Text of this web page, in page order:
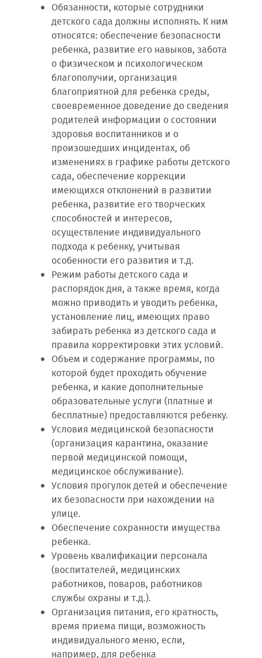
Обязанности, которые сотрудники
детского сада должны исполнять. К ним
относятся: обеспечение безопасности
ребенка, развитие его навыков, забота
о физическом и психологическом
благополучии, организация
благоприятной для ребенка среды,
своевременное доведение до сведения
родителей информации о состоянии
здоровья воспитанников и о
произошедших инцидентах, об
изменениях в графике работы детского
сада, обеспечение коррекции
имеющихся отклонений в развитии
ребенка, развитие его творческих
способностей и интересов,
осуществление индивидуального
подхода к ребенку, учитывая
особенности его развития и т.д.
Режим работы детского сада и
распорядок дня, а также время, когда
можно приводить и уводить ребенка,
установление лиц, имеющих право
забирать ребенка из детского сада и
правила корректировки этих условий.
Объем и содержание программы, по
которой будет проходить обучение
ребенка, и какие дополнительные
образовательные услуги (платные и
бесплатные) предоставляются ребенку.
Условия медицинской безопасности
(организация карантина, оказание
первой медицинской помощи,
медицинское обслуживание).
Условия прогулок детей и обеспечение
их безопасности при нахождении на
улице.
Обеспечение сохранности имущества
ребенка.
Уровень квалификации персонала
(воспитателей, медицинских
работников, поваров, работников
службы охраны и т.д.).
Организация питания, его кратность,
время приема пищи, возможность
индивидуального меню, если,
например, для ребенка